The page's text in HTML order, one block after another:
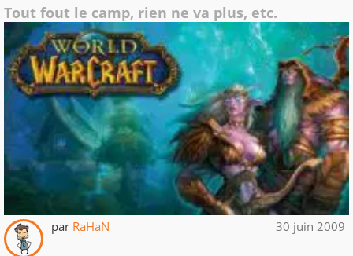
Tout fout le camp, rien ne va plus, etc.
par RaHaN 30 juin 2009